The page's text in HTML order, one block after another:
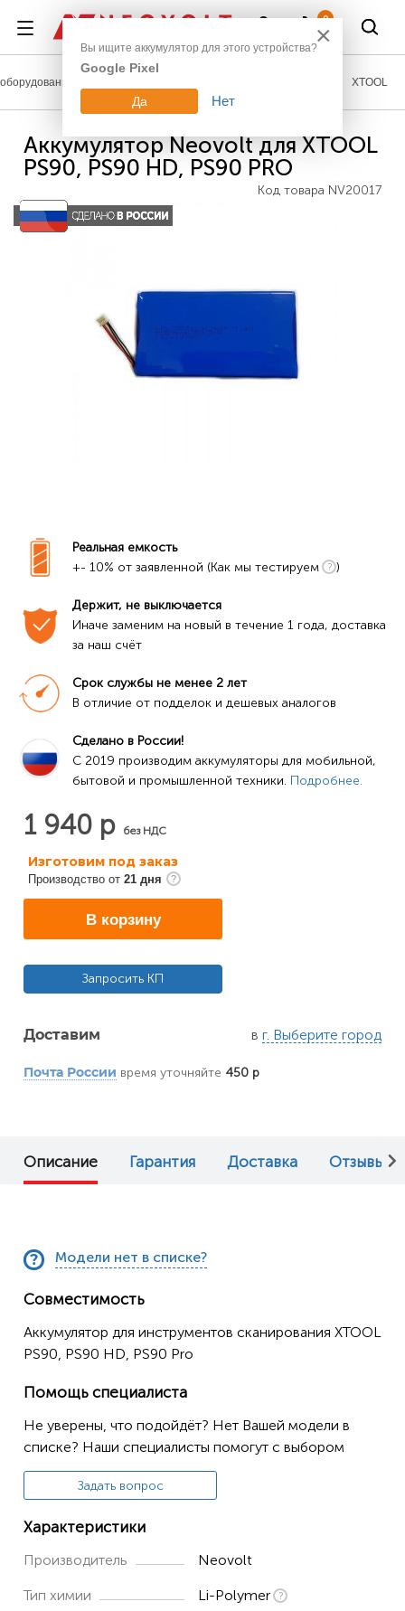
0
XTOOL
Аккумулятор Neovolt для XTOOL
PS90, PS90 HD, PS90 PRO
Код товара NV20017
Реальная емкость
+- 10% от заявленной (Как мы тестируем
)
Держит, не выключается
Иначе заменим на новый в течение 1 года, доставка
за наш счёт
Срок службы не менее 2 лет
В отличие от подделок и дешевых аналогов
Сделано в России!
C 2019 производим аккумуляторы для мобильной,
бытовой и промышленной техники. Подробнее.
1 940 р без НДС
Изготовим под заказ
Производство от 21 дня
В корзину
Запросить КП
Доставим в г. Выберите город
Почта России время уточняйте 450 р
Описание Гарантия Доставка Отзывы (0)
Модели нет в списке?
Совместимость
Аккумулятор для инструментов сканирования XTOOL
PS90, PS90 HD, PS90 Pro
Помощь специалиста
Не уверены, что подойдёт? Нет Вашей модели в
списке? Наши специалисты помогут с выбором
Задать вопрос
Характеристики
Производитель Neovolt
Тип химии Li-Polymer
×
Вы ищите аккумулятор для этого устройства?
Google Pixel
Да Нет